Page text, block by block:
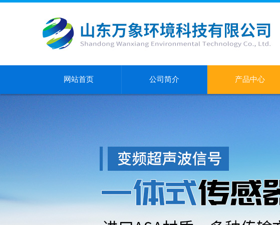
网站首页 公司简介 产品中心